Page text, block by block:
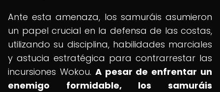
Ante esta amenaza, los samuráis asumieron
un papel crucial en la defensa de las costas,
utilizando su disciplina, habilidades marciales
y astucia estratégica para contrarrestar las
incursiones Wokou. A pesar de enfrentar un
enemigo formidable, los samuráis